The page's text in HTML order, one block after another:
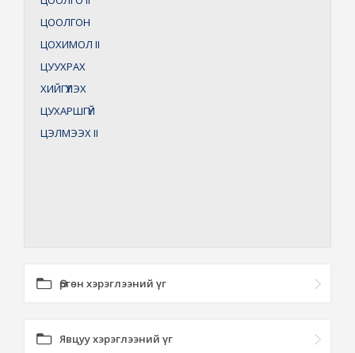
ЦООЛГОН
ЦОХИМОЛ II
ЦУУХРАХ
ХИЙГҮҮЛЭХ
ЦУХАРШГҮЙ
ЦЭЛМЭЭХII
Өргөн хэрэглээний үг
Явцуу хэрэглээний үг